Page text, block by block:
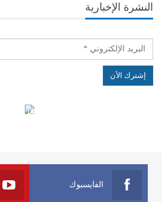
النشرة الإخبارية
الهياكل الخاضعة لقانون
الفايسبوك